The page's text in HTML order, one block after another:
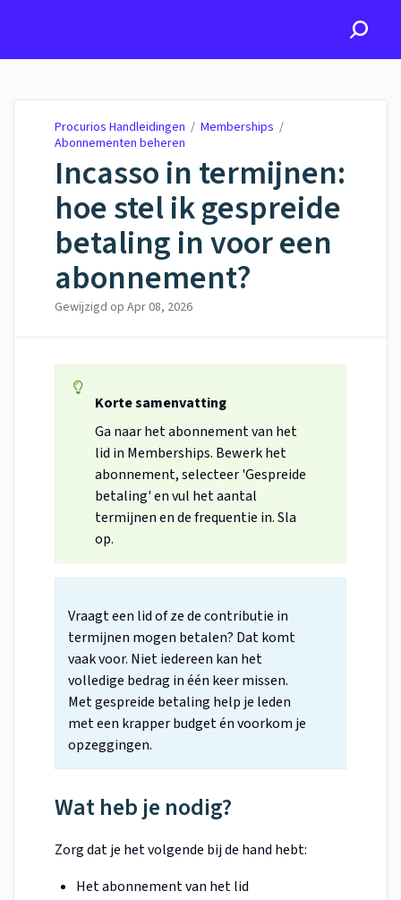
Procurios Handleidingen / Memberships /
Abonnementen beheren
Incasso in termijnen:
hoe stel ik gespreide
betaling in voor een
abonnement?
Gewijzigd op Apr 08, 2026
Korte samenvatting
Ga naar het abonnement van het
lid in Memberships. Bewerk het
abonnement, selecteer 'Gespreide
betaling' en vul het aantal
termijnen en de frequentie in. Sla
op.
Vraagt een lid of ze de contributie in
termijnen mogen betalen? Dat komt
vaak voor. Niet iedereen kan het
volledige bedrag in één keer missen.
Met gespreide betaling help je leden
met een krapper budget én voorkom je
opzeggingen.
Wat heb je nodig?
Zorg dat je het volgende bij de hand hebt:
Het abonnement van het lid